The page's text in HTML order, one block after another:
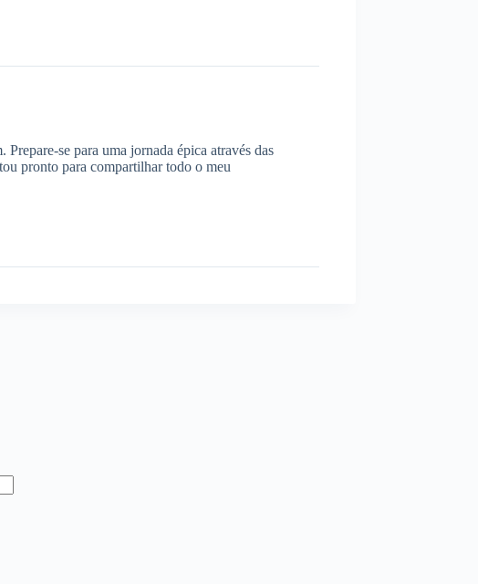
se para uma jornada épica através das
pronto para compartilhar todo o meu